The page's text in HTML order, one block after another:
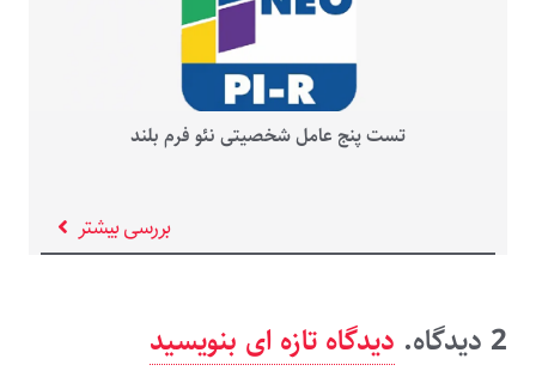
تست پنج عامل شخصیتی نئو فرم بلند
بررسی بیشتر
2 دیدگاه. دیدگاه تازه ای بنویسید